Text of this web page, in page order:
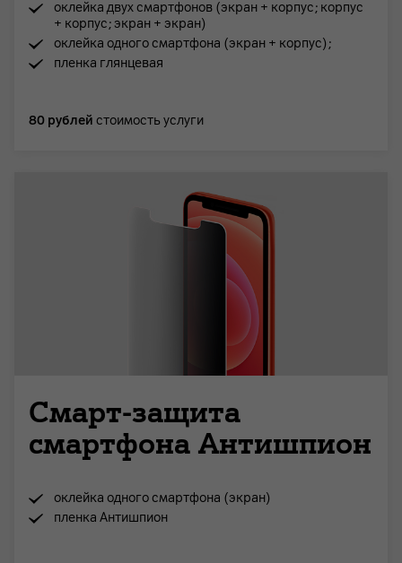
оклейка двух смартфонов (экран + корпус; корпус
+ корпус; экран + экран)
оклейка одного смартфона (экран + корпус);
пленка глянцевая
80 рублей стоимость услуги
Смарт-защита
смартфона Антишпион
оклейка одного смартфона (экран)
пленка Антишпион